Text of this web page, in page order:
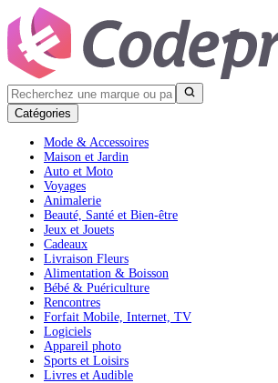
Catégories
Mode & Accessoires
Maison et Jardin
Auto et Moto
Voyages
Animalerie
Beauté, Santé et Bien-être
Jeux et Jouets
Cadeaux
Livraison Fleurs
Alimentation & Boisson
Bébé & Puériculture
Rencontres
Forfait Mobile, Internet, TV
Logiciels
Appareil photo
Sports et Loisirs
Livres et Audible